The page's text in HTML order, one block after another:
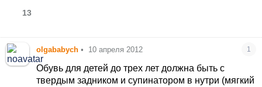
13
olgababych • 10 апреля 2012 1
Обувь для детей до трех лет должна быть с
твердым задником и супинатором в нутри (мягкий